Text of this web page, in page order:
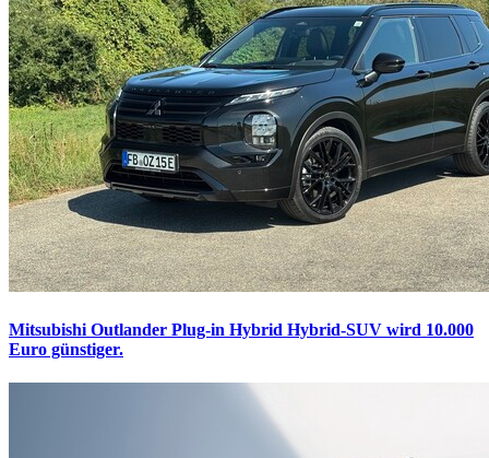
Mitsubishi Outlander Plug-in Hybrid Hybrid-SUV wird 10.000
Euro günstiger.